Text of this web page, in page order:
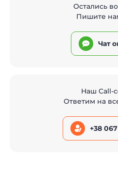
Остались
Пишите
Чат
Наш Call-
Ответим на
+38 067